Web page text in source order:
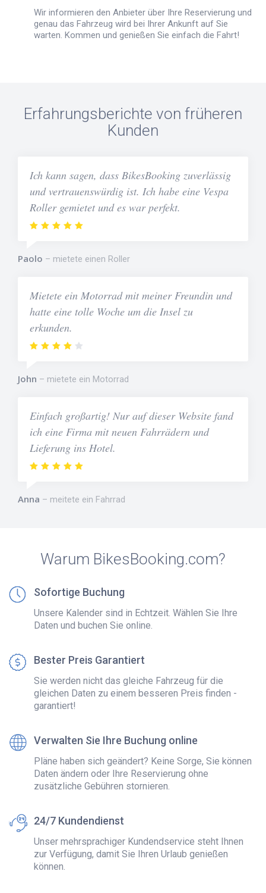
Wir informieren den Anbieter über Ihre Reservierung und
genau das Fahrzeug wird bei Ihrer Ankunft auf Sie
warten. Kommen und genießen Sie einfach die Fahrt!
Erfahrungsberichte von früheren
Kunden
Ich kann sagen, dass BikesBooking zuverlässig
und vertrauenswürdig ist. Ich habe eine Vespa
Roller gemietet und es war perfekt.
Paolo mietete einen Roller
Mietete ein Motorrad mit meiner Freundin und
hatte eine tolle Woche um die Insel zu
erkunden.
John mietete ein Motorrad
Einfach großartig! Nur auf dieser Website fand
ich eine Firma mit neuen Fahrrädern und
Lieferung ins Hotel.
Anna meitete ein Fahrrad
Warum BikesBooking.com?
Sofortige Buchung
Unsere Kalender sind in Echtzeit. Wählen Sie Ihre
Daten und buchen Sie online.
Bester Preis Garantiert
Sie werden nicht das gleiche Fahrzeug für die
gleichen Daten zu einem besseren Preis finden -
garantiert!
Verwalten Sie Ihre Buchung online
Pläne haben sich geändert? Keine Sorge, Sie können
Daten ändern oder Ihre Reservierung ohne
zusätzliche Gebühren stornieren.
24/7 Kundendienst
Unser mehrsprachiger Kundendservice steht Ihnen
zur Verfügung, damit Sie Ihren Urlaub genießen
können.